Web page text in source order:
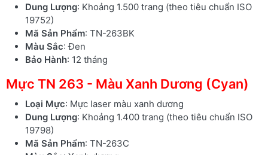
Dung Lượng: Khoảng 1.500 trang (theo tiêu chuẩn ISO
19752)
Mã Sản Phẩm: TN-263BK
Màu Sắc: Đen
Bảo Hành: 12 tháng
Mực TN 263 - Màu Xanh Dương (Cyan)
Loại Mực: Mực laser màu xanh dương
Dung Lượng: Khoảng 1.400 trang (theo tiêu chuẩn ISO
19798)
Mã Sản Phẩm: TN-263C